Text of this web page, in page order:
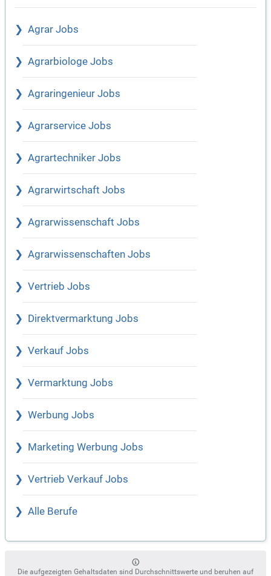
Agrar Jobs
Agrarbiologe Jobs
Agraringenieur Jobs
Agrarservice Jobs
Agrartechniker Jobs
Agrarwirtschaft Jobs
Agrarwissenschaft Jobs
Agrarwissenschaften Jobs
Vertrieb Jobs
Direktvermarktung Jobs
Verkauf Jobs
Vermarktung Jobs
Werbung Jobs
Marketing Werbung Jobs
Vertrieb Verkauf Jobs
Alle Berufe
Die aufgezeigten Gehaltsdaten sind Durchschnittswerte und beruhen auf